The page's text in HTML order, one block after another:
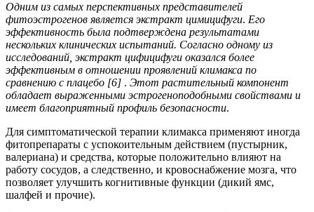
Одним из самых перспективных представителей
фитоэстрогенов является экстракт цимицифуги. Его
эффективность была подтверждена результатами
нескольких клинических испытаний. Согласно одному из
исследований, экстракт цифицифуги оказался более
эффективным в отношении проявлений климакса по
сравнению с плацебо [6] . Этот растительный компонент
обладает выраженными эстрогеноподобными свойствами и
имеет благоприятный профиль безопасности.
Для симптоматической терапии климакса применяют иногда
фитопрепараты с успокоительным действием (пустырник,
валериана) и средства, которые положительно влияют на
работу сосудов, а следственно, и кровоснабжение мозга, что
позволяет улучшить когнитивные функции (дикий ямс,
шалфей и прочие).